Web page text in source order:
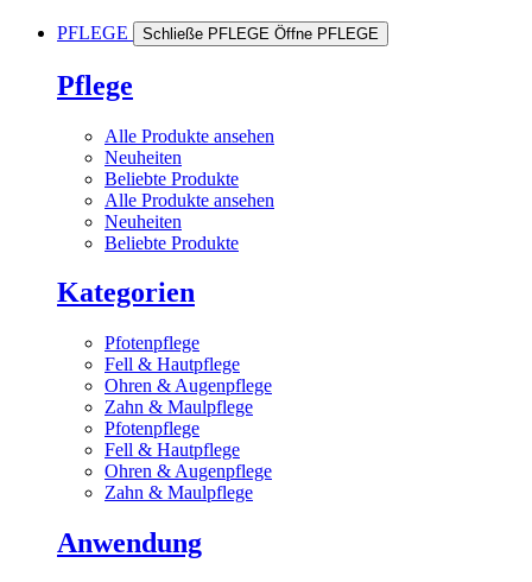
PFLEGE Schließe PFLEGE Öffne PFLEGE
Pflege
Alle Produkte ansehen
Neuheiten
Beliebte Produkte
Alle Produkte ansehen
Neuheiten
Beliebte Produkte
Kategorien
Pfotenpflege
Fell & Hautpflege
Ohren & Augenpflege
Zahn & Maulpflege
Pfotenpflege
Fell & Hautpflege
Ohren & Augenpflege
Zahn & Maulpflege
Anwendung